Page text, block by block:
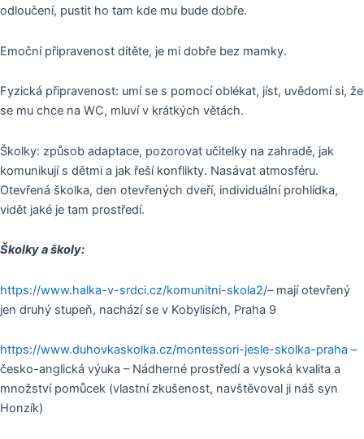
odloučení, pustit ho tam kde mu bude dobře.
Emoční připravenost dítěte, je mi dobře bez mamky.
Fyzická připravenost: umí se s pomocí oblékat, jíst, uvědomí si, že
se mu chce na WC, mluví v krátkých větách.
Školky: způsob adaptace, pozorovat učitelky na zahradě, jak
komunikují s dětmi a jak řeší konflikty. Nasávat atmosféru.
Otevřená školka, den otevřených dveří, individuální prohlídka,
vidět jaké je tam prostředí.
Školky a školy:
https://www.halka-v-srdci.cz/komunitni-skola2/– mají otevřený
jen druhý stupeň, nachází se v Kobylisích, Praha 9
https://www.duhovkaskolka.cz/montessori-jesle-skolka-praha –
česko-anglická výuka – Nádherné prostředí a vysoká kvalita a
množství pomůcek (vlastní zkušenost, navštěvoval ji náš syn
Honzík)